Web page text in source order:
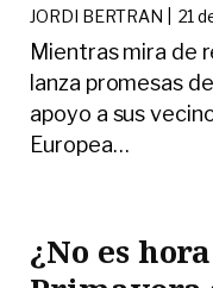
JORDI BERTRAN | 21
Mientras mira de
lanza promesas
apoyo a sus
Europea…
¿No es